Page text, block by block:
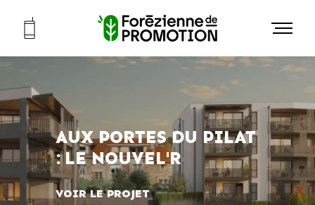
AUX PORTES DU PILAT
: LE NOUVEL'R
VOIR LE PROJET